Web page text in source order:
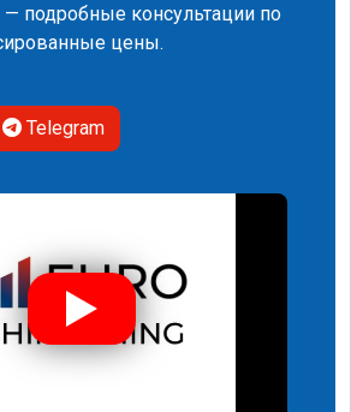
— подробные консультации по
цены.
Telegram